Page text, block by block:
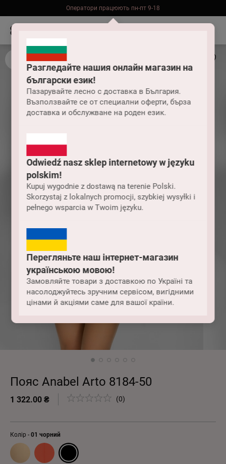
Разгледайте нашия онлайн магазин на
български език!
Пазарувайте лесно с доставка в България.
Възползвайте се от специални оферти, бърза
доставка и обслужване на роден език.
Odwiedź nasz sklep internetowy w języku
polskim!
Kupuj wygodnie z dostawą na terenie Polski.
Skorzystaj z lokalnych promocji, szybkiej wysyłki i
pełnego wsparcia w Twoim języku.
Перегляньте наш інтернет-магазин
українською мовою!
Замовляйте товари з доставкою по Україні та
насолоджуйтесь зручним сервісом, вигідними
цінами й акціями саме для вашої країни.
Оператори працюють пн-пт 9-18
Безкоштовна доставка до складу НП замовлень від 2000 грн
Пояс Anabel Arto 8184-50
1 322.00 ₴ (0)
Колір - 01 чорний